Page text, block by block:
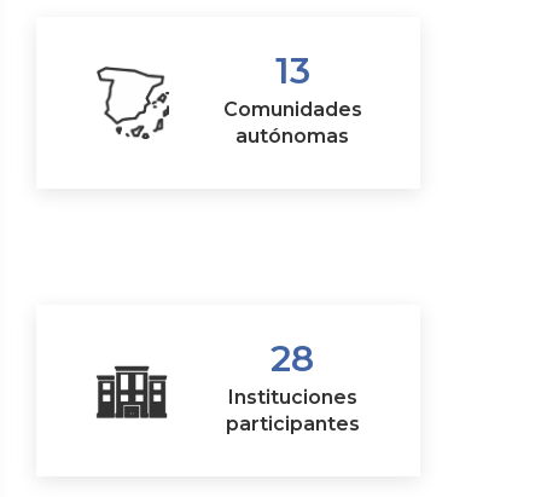
13
Comunidades
autónomas
28
Instituciones
participantes